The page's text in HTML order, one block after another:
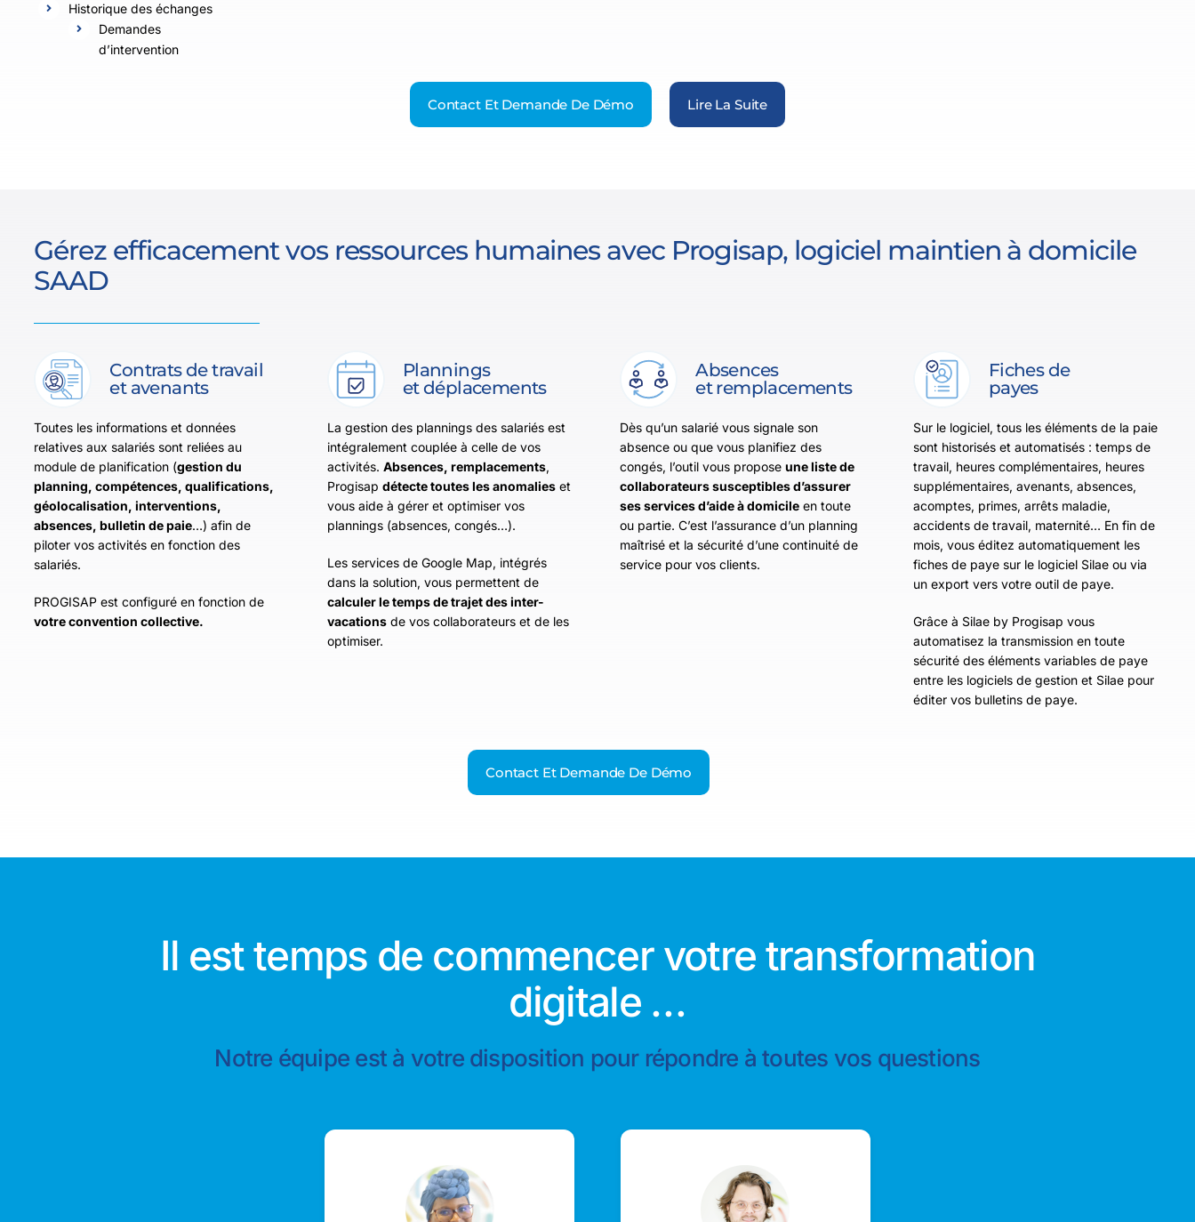
Historique des échanges
Demandes
d’intervention
Contact Et Demande De Démo Lire La Suite
Gérez efficacement vos ressources humaines avec Progisap, logiciel maintien à domicile
SAAD
Contrats de travail
et avenants
Toutes les informations et données
relatives aux salariés sont reliées au
module de planification (gestion du
planning, compétences, qualifications,
géolocalisation, interventions,
absences, bulletin de paie…) afin de
piloter vos activités en fonction des
salariés.
PROGISAP est configuré en fonction de
votre convention collective.
Plannings
et déplacements
La gestion des plannings des salariés est
intégralement couplée à celle de vos
activités. Absences, remplacements,
Progisap détecte toutes les anomalieset
vous aide à gérer et optimiser vos
plannings (absences, congés…).
Les services de Google Map, intégrés
dans la solution, vous permettent de
calculer le temps de trajet des inter-
vacationsde vos collaborateurs et de les
optimiser.
Absences
et remplacements
Dès qu’un salarié vous signale son
absence ou que vous planifiez des
congés, l’outil vous proposeune liste de
collaborateurs susceptibles d’assurer
ses services d’aide à domicile en toute
ou partie. C’est l’assurance d’un planning
maîtrisé et la sécurité d’une continuité de
service pour vos clients.
Fiches de
payes
Sur le logiciel, tous les éléments de la paie
sont historisés et automatisés : temps de
travail, heures complémentaires, heures
supplémentaires, avenants, absences,
acomptes, primes, arrêts maladie,
accidents de travail, maternité… En fin de
mois, vous éditez automatiquement les
fiches de paye sur le logiciel Silae ou via
un export vers votre outil de paye.
Grâce à Silae by Progisap vous
automatisez la transmission en toute
sécurité des éléments variables de paye
entre les logiciels de gestion et Silae pour
éditer vos bulletins de paye.
Contact Et Demande De Démo
Il est temps de commencer votre transformation
digitale …
Notre équipe est à votre disposition pour répondre à toutes vos questions